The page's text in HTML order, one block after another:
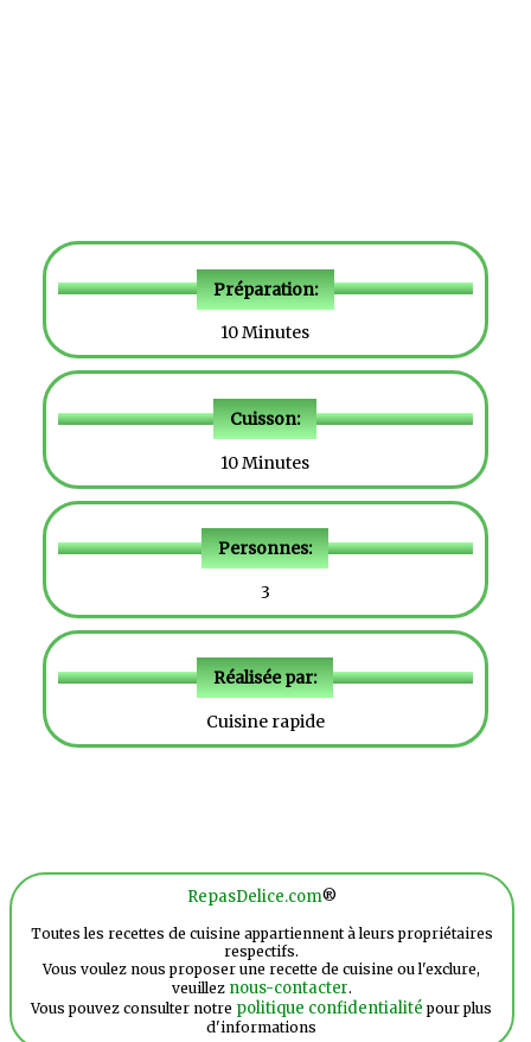
Préparation:
10 Minutes
Cuisson:
10 Minutes
Personnes:
3
Réalisée par:
Cuisine rapide
RepasDelice.com®
Toutes les recettes de cuisine appartiennent à leurs propriétaires
respectifs.
Vous voulez nous proposer une recette de cuisine ou l'exclure,
veuillez nous-contacter.
Vous pouvez consulter notre politique confidentialité pour plus
d'informations